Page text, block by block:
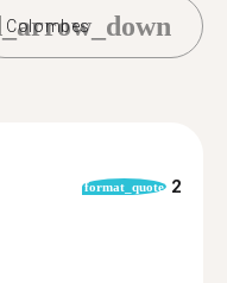
Colombes
format_quote 2